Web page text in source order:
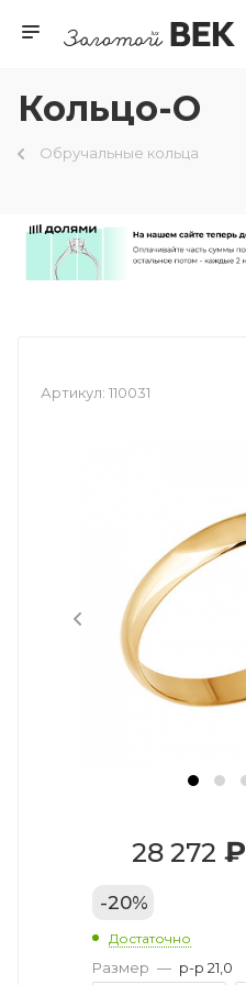
Кольцо-О
Обручальные кольца
Артикул: 110031
28 272 ₽
-20%
Достаточно
Размер — р-р 21,0